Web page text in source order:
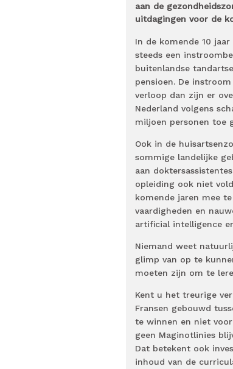
aan de
uitdagingen voor de
In de komende 10
steeds een
buitenlandse
pensioen. De
verloop dan zijn er
Nederland volgens
miljoen personen toe
Ook in de
sommige landelijke
aan
opleiding ook niet
komende jaren mee
vaardigheden en
artificial intelligence
Niemand weet
glimp van op te
moeten zijn om te
Kent u het treurige
Fransen gebouwd
te winnen en niet
geen Maginotlinies
Dat betekent ook
inhoud van de